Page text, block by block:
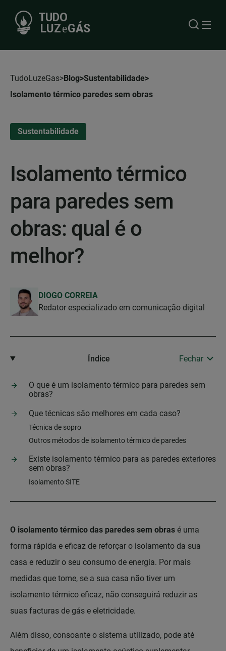
TudoLuzeGas Blog Sustentabilidade
Isolamento térmico paredes sem obras
Sustentabilidade
Isolamento térmico
para paredes sem
obras: qual é o
melhor?
DIOGO CORREIA
Redator especializado em comunicação digital
Índice Fechar
O que é um isolamento térmico para paredes sem
obras?
Que técnicas são melhores em cada caso?
Técnica de sopro
Outros métodos de isolamento térmico de paredes
Existe isolamento térmico para as paredes exteriores
sem obras?
Isolamento SITE
O isolamento térmico das paredes sem obras é uma
forma rápida e eficaz de reforçar o isolamento da sua
casa e reduzir o seu consumo de energia. Por mais
medidas que tome, se a sua casa não tiver um
isolamento térmico eficaz, não conseguirá reduzir as
suas facturas de gás e eletricidade.
Além disso, consoante o sistema utilizado, pode até